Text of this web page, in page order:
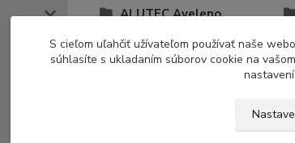
ALUTEC Aveleno
S cieľom uľahčiť užívateľom používať naše
súhlasíte s ukladaním súborov cookie na